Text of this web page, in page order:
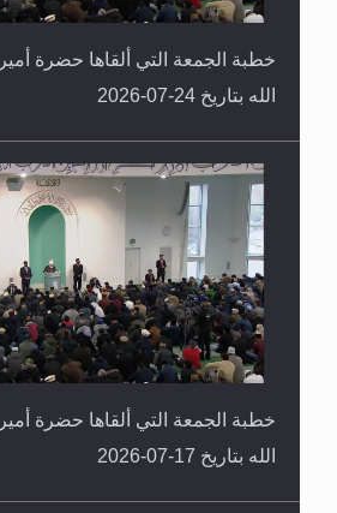
خطبة الجمعة التي ألقاها حضرة أمير
الله بتاريخ 24-07-2026
خطبة الجمعة التي ألقاها حضرة أمير
الله بتاريخ 17-07-2026